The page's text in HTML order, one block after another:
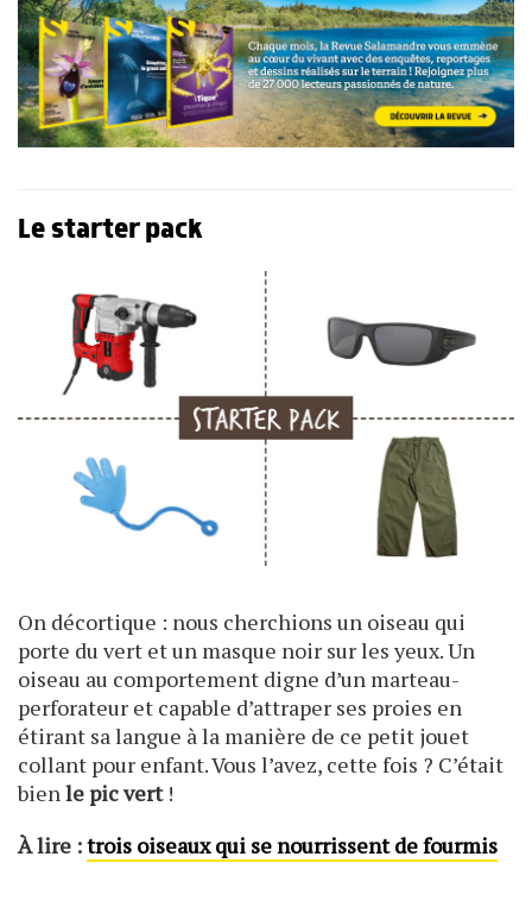
Le starter pack
On décortique : nous cherchions un oiseau qui
porte du vert et un masque noir sur les yeux. Un
oiseau au comportement digne d’un marteau-
perforateur et capable d’attraper ses proies en
étirant sa langue à la manière de ce petit jouet
collant pour enfant. Vous l’avez, cette fois ? C’était
bien le pic vert !
À lire :trois oiseaux qui se nourrissent de fourmis